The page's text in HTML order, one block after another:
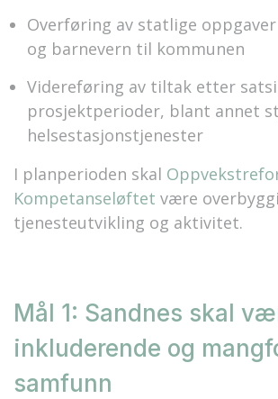
Overføring av statlige
og barnevern til kommunen
Videreføring av tiltak etter
prosjektperioder, blant annet
helsestasjonstjenester
I planperioden skal
Kompetanseløftet være
tjenesteutvikling og aktivitet.
Mål 1: Sandnes skal
inkluderende og
samfunn